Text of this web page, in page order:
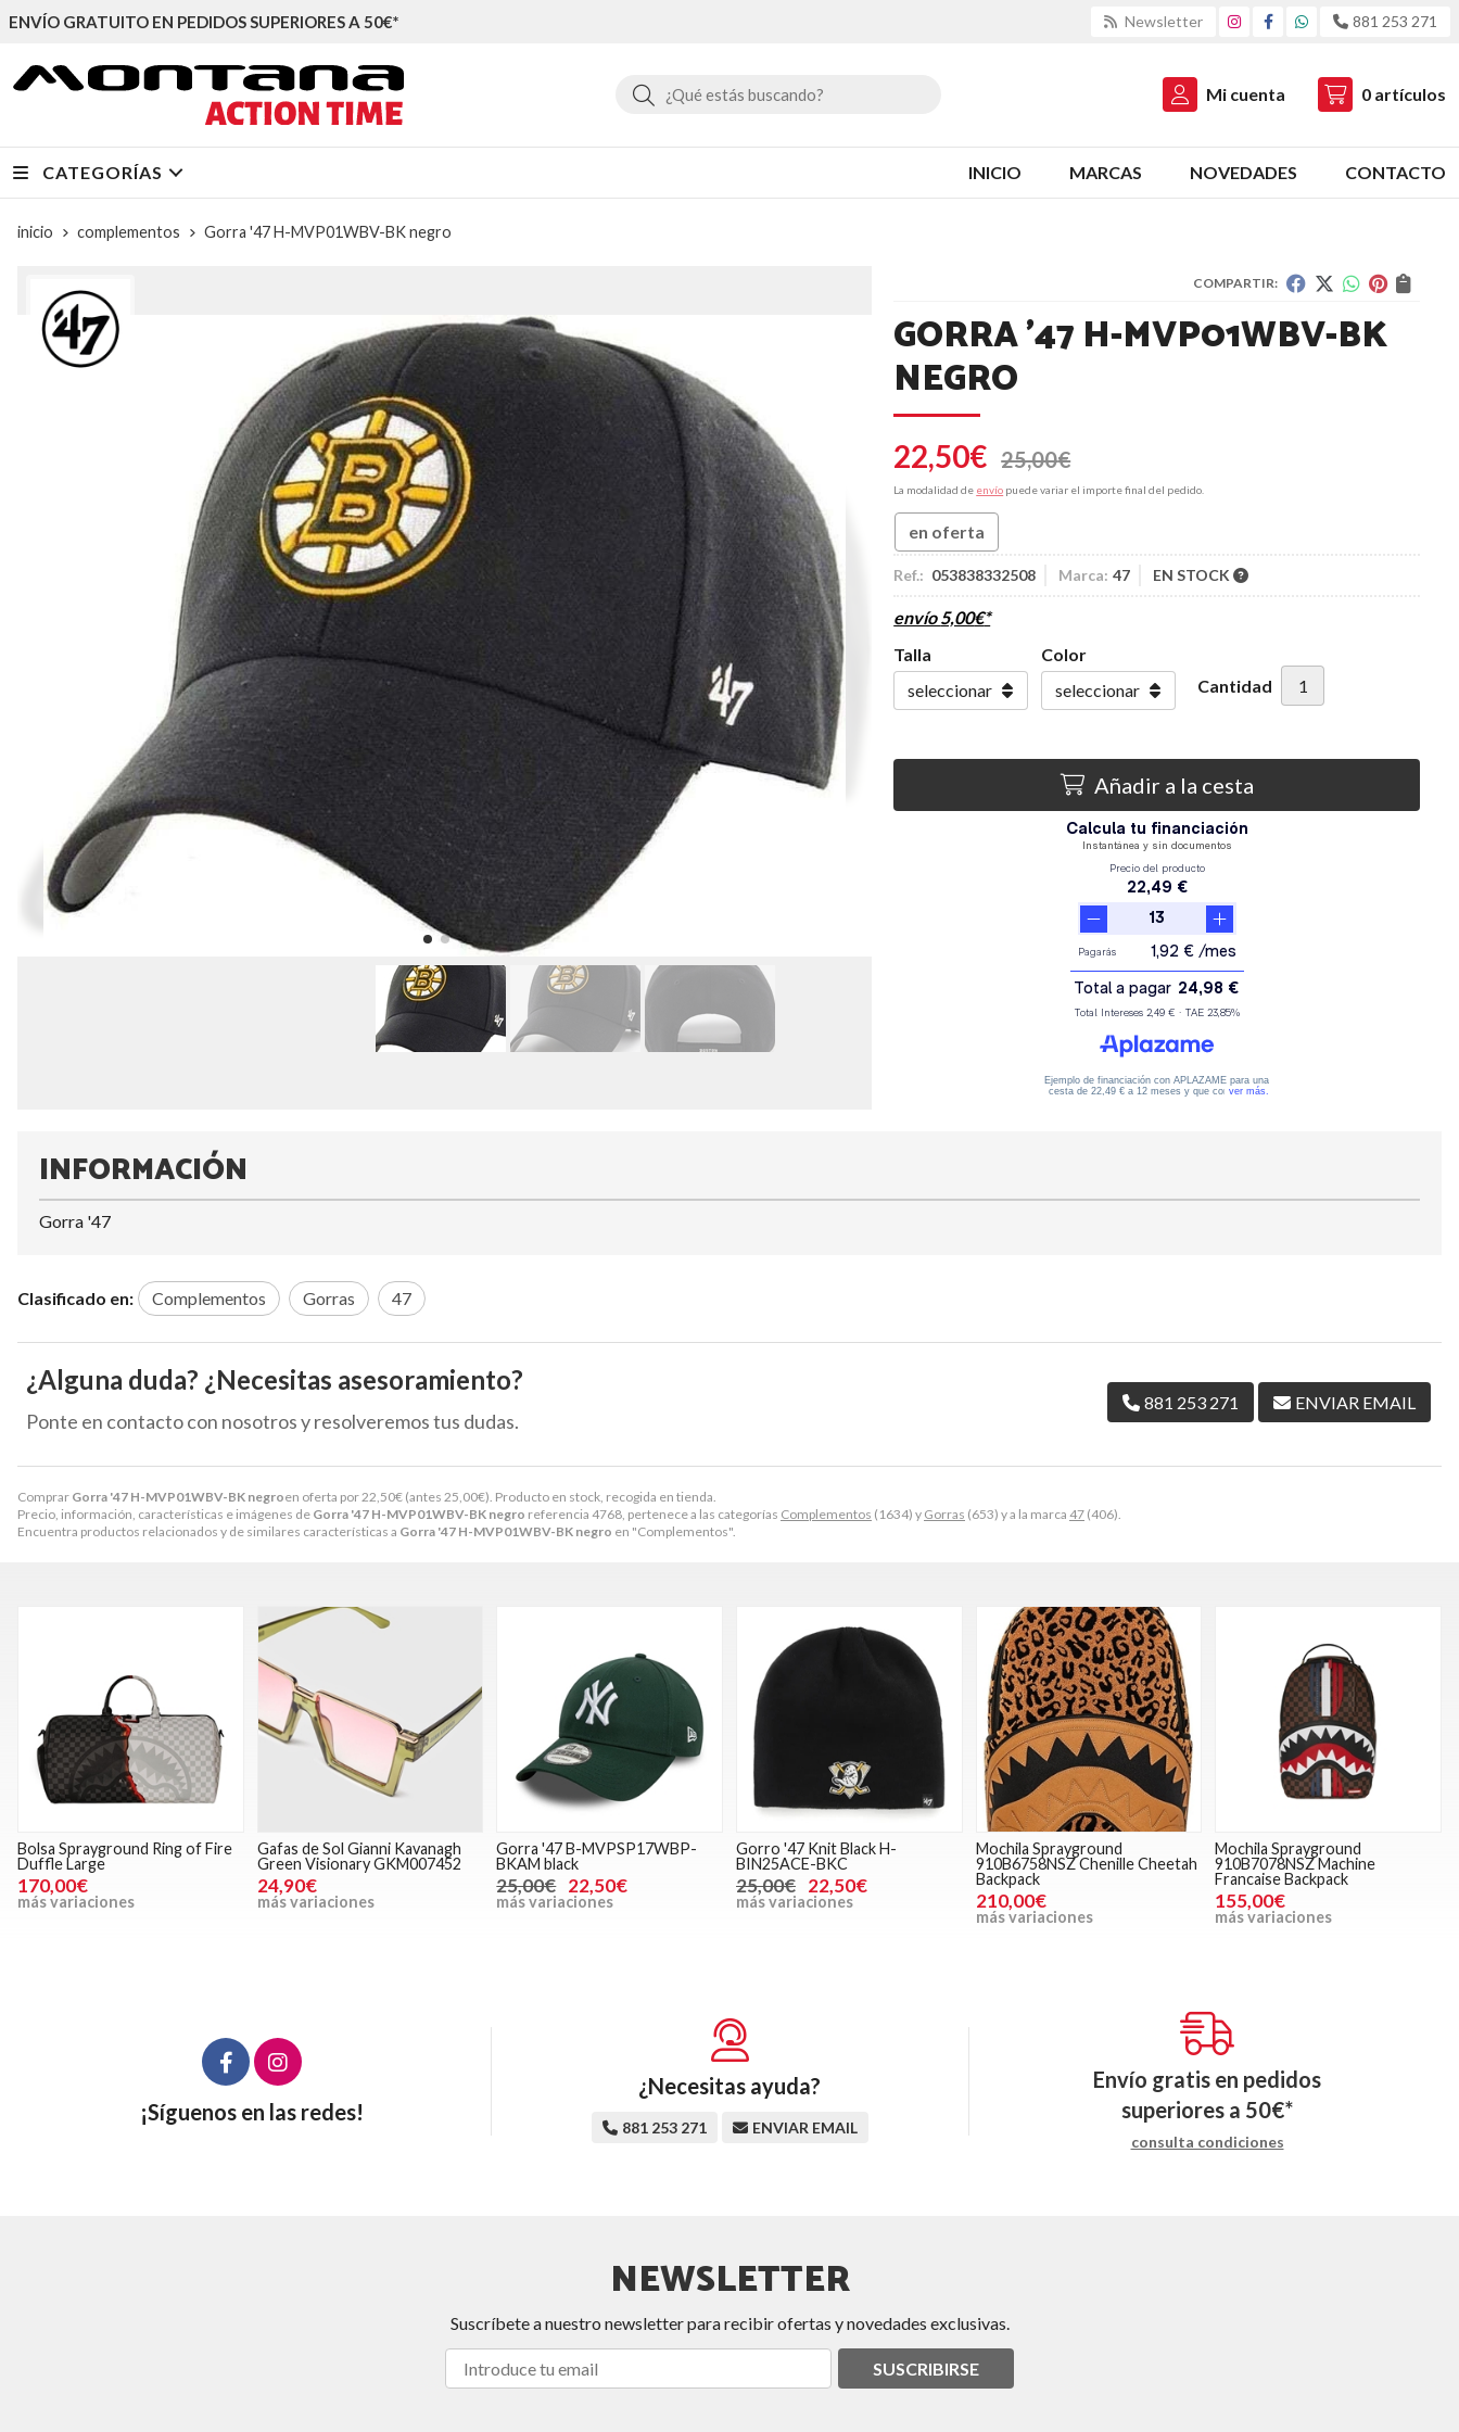
ENVÍO GRATUITO EN PEDIDOS SUPERIORES A 50€* Newsletter 881 253 271
Buscar Mi cuenta 0 artículos
CATEGORÍAS INICIO MARCAS NOVEDADES CONTACTO
inicio complementos Gorra '47 H-MVP01WBV-BK negro
COMPARTIR:
GORRA '47 H-MVP01WBV-BK
NEGRO
22,50€ 25,00€
La modalidad de envío puede variar el importe final del pedido.
en oferta
Ref.: 053838332508 Marca: 47 EN STOCK
envío5,00€*
Talla
Color
Cantidad
Añadir a la cesta
Comprar Gorra '47 H-MVP01WBV-BK negroen oferta por22,50€ (antes 25,00€). Producto en stock, recogida en tienda.
Precio, información, características e imágenes de Gorra '47 H-MVP01WBV-BK negro referencia 4768, pertenece a las categorías Complementos (1634) y Gorras (653) y a la marca 47 (406).
Encuentra productos relacionados y de similares características a Gorra '47 H-MVP01WBV-BK negro en "Complementos".
INFORMACIÓN
Gorra '47
Clasificado en: Complementos Gorras 47
¿Alguna duda? ¿Necesitas asesoramiento?
Ponte en contacto con nosotros y resolveremos tus dudas.
881 253 271 ENVIAR EMAIL
Bolsa Sprayground Ring of Fire
Duffle Large
170,00€
más variaciones
Gafas de Sol Gianni Kavanagh
Green Visionary GKM007452
24,90€
más variaciones
Gorra '47 B-MVPSP17WBP-
BKAM black
25,00€ 22,50€
más variaciones
Gorro '47 Knit Black H-
BIN25ACE-BKC
25,00€ 22,50€
más variaciones
Mochila Sprayground
910B6758NSZ Chenille Cheetah
Backpack
210,00€
más variaciones
Mochila Sprayground
910B7078NSZ Machine
Francaise Backpack
155,00€
más variaciones
¡Síguenos en las redes!
¿Necesitas ayuda?
881 253 271 ENVIAR EMAIL
Envío gratis en pedidos
superiores a 50€*
consulta condiciones
NEWSLETTER
Suscríbete a nuestro newsletter para recibir ofertas y novedades exclusivas.
SUSCRIBIRSE